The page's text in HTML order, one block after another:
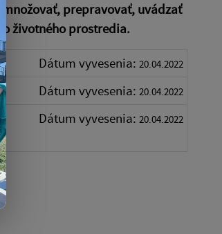
prepravovať, uvádzať
životného prostredia.
Dátum vyvesenia: 20.04.2022
Dátum vyvesenia: 20.04.2022
Dátum vyvesenia: 20.04.2022